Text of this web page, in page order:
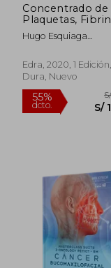
40%
dcto.
Concentrado de
Plaquetas,
Leucocitos. Uso
Odontología y en
Hugo Esquiaga
Ren&Eacute; Orsini
Edra, 2020, 1
Dura, Nuevo